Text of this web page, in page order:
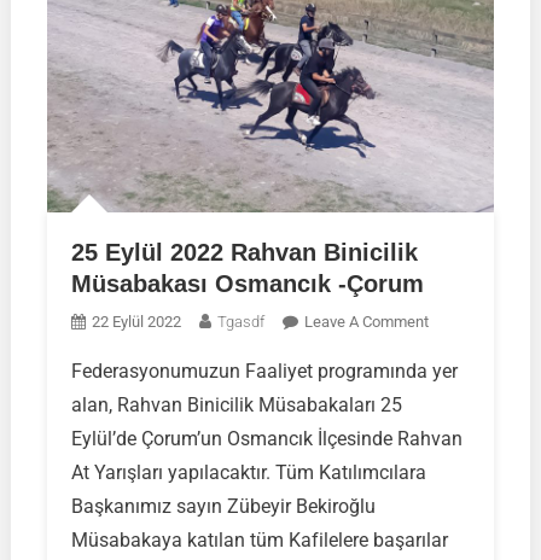
25 Eylül 2022 Rahvan Binicilik
Müsabakası Osmancık -Çorum
22 Eylül 2022 Tgasdf Leave A CommentOn
Eylül
Rahvan
-Çorum
Federasyonumuzun Faaliyet programında yer
alan, Rahvan Binicilik Müsabakaları 25
Eylül’de Çorum’un Osmancık İlçesinde Rahvan
At Yarışları yapılacaktır. Tüm Katılımcılara
Başkanımız sayın Zübeyir Bekiroğlu
Müsabakaya katılan tüm Kafilelere başarılar